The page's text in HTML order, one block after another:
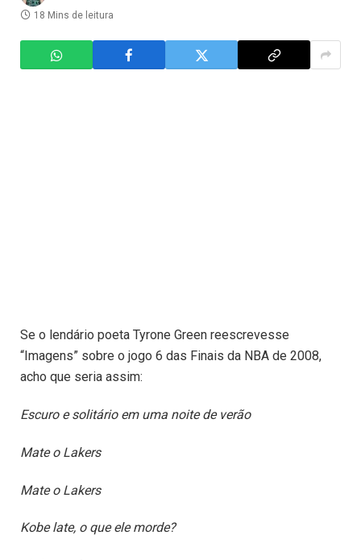
18 Mins de leitura
Se o lendário poeta Tyrone Green reescrevesse
“Imagens” sobre o jogo 6 das Finais da NBA de 2008,
acho que seria assim:
Escuro e solitário em uma noite de verão
Mate o Lakers
Mate o Lakers
Kobe late, o que ele morde?